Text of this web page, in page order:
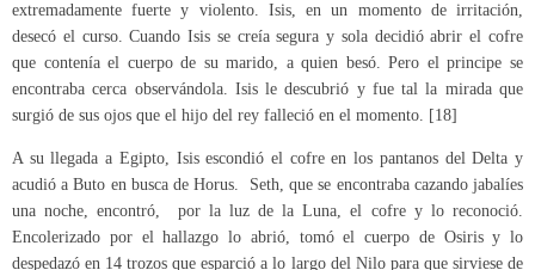
extremadamente fuerte y violento. Isis, en un momento de irritación,
desecó el curso. Cuando Isis se creía segura y sola decidió abrir el cofre
que contenía el cuerpo de su marido, a quien besó. Pero el principe se
encontraba cerca observándola. Isis le descubrió y fue tal la mirada que
surgió de sus ojos que el hijo del rey falleció en el momento. [18]
A su llegada a Egipto, Isis escondió el cofre en los pantanos del Delta y
acudió a Buto en busca de Horus. Seth, que se encontraba cazando jabalíes
una noche, encontró, por la luz de la Luna, el cofre y lo reconoció.
Encolerizado por el hallazgo lo abrió, tomó el cuerpo de Osiris y lo
despedazó en 14 trozos que esparció a lo largo del Nilo para que sirviese de